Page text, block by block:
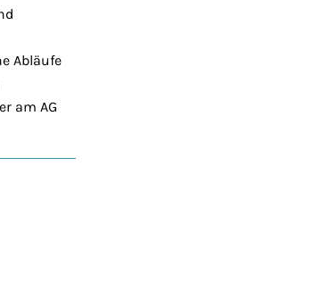
Abläufe
am AG